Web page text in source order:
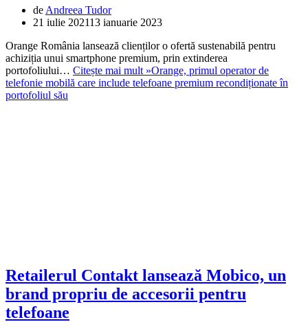
de Andreea Tudor
21 iulie 202113 ianuarie 2023
Orange România lansează clienților o ofertă sustenabilă pentru
achiziția unui smartphone premium, prin extinderea
portofoliului… Citește mai mult »Orange, primul operator de
telefonie mobilă care include telefoane premium recondiționate în
portofoliul său
Retailerul Contakt lansează Mobico, un
brand propriu de accesorii pentru
telefoane